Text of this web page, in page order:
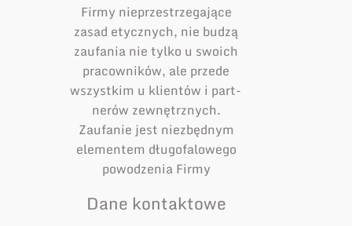
Firmy nieprzestrzegające
zasad etycznych, nie budzą
zaufania nie tylko u swoich
pracowników, ale przede
wszystkim u klientów i part­
nerów zewnętrznych.
Zaufanie jest niezbędnym
elementem długofalowego
powodzenia Firmy
Dane kontaktowe